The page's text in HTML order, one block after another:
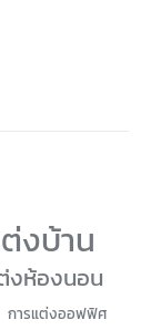
งบ้าน
งห้องนอน
การแต่งออฟฟิศ